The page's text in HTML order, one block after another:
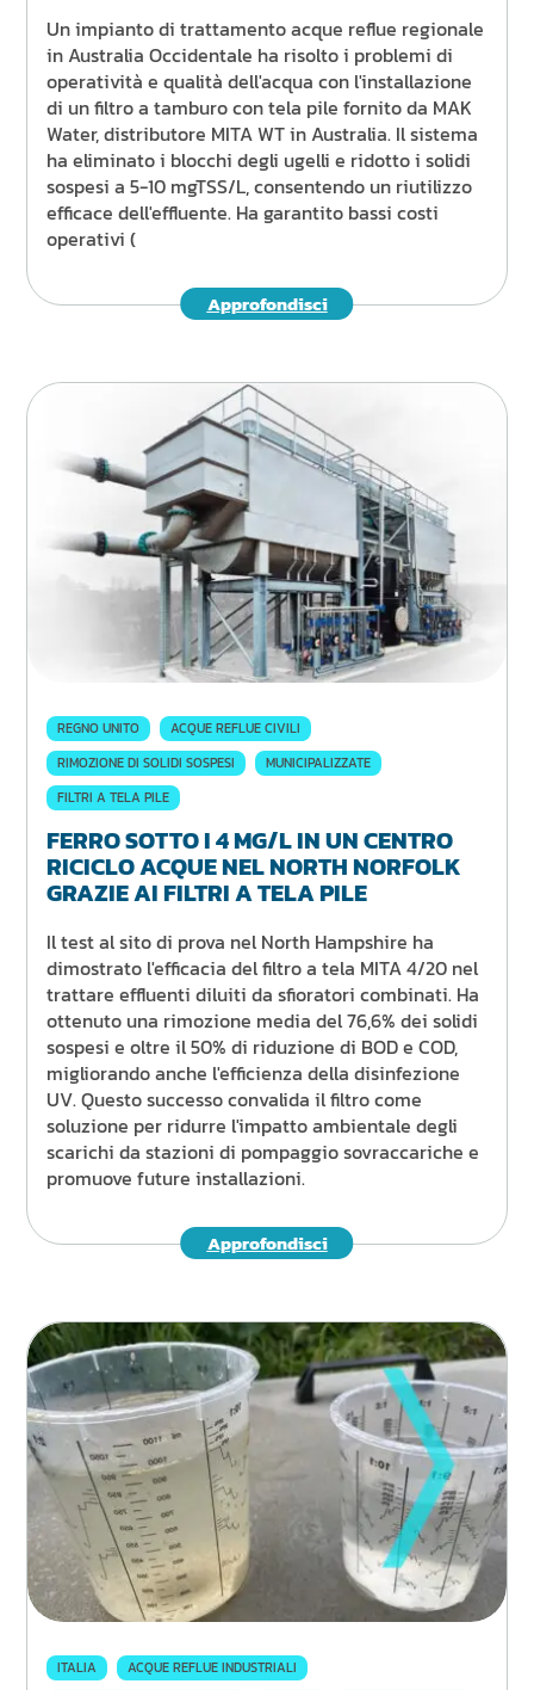
Un impianto di trattamento acque reflue regionale
in Australia Occidentale ha risolto i problemi di
operatività e qualità dell'acqua con l'installazione
di un filtro a tamburo con tela pile fornito da MAK
Water, distributore MITA WT in Australia. Il sistema
ha eliminato i blocchi degli ugelli e ridotto i solidi
sospesi a 5-10 mgTSS/L, consentendo un riutilizzo
efficace dell'effluente. Ha garantito bassi costi
operativi (
Approfondisci
REGNO UNITO
ACQUE REFLUE CIVILI
RIMOZIONE DI SOLIDI SOSPESI
MUNICIPALIZZATE
FILTRI A TELA PILE
FERRO SOTTO I 4 MG/L IN UN CENTRO
RICICLO ACQUE NEL NORTH NORFOLK
GRAZIE AI FILTRI A TELA PILE
Il test al sito di prova nel North Hampshire ha
dimostrato l'efficacia del filtro a tela MITA 4/20 nel
trattare effluenti diluiti da sfioratori combinati. Ha
ottenuto una rimozione media del 76,6% dei solidi
sospesi e oltre il 50% di riduzione di BOD e COD,
migliorando anche l'efficienza della disinfezione
UV. Questo successo convalida il filtro come
soluzione per ridurre l'impatto ambientale degli
scarichi da stazioni di pompaggio sovraccariche e
promuove future installazioni.
Approfondisci
ITALIA
ACQUE REFLUE INDUSTRIALI